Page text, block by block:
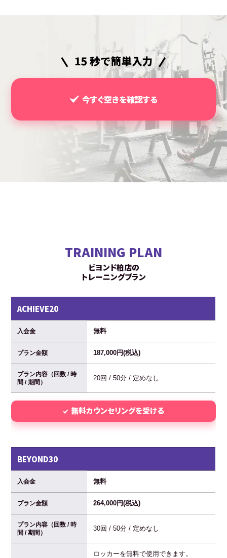
今すぐ空きを確認する
TRAINING PLAN
ビヨンド柏店の
トレーニングプラン
ACHIEVE20
入会金 無料
プラン金額 187,000円(税込)
プラン内容（回数 / 時
間 / 期間）
20回 / 50分 / 定めなし
無料カウンセリングを受ける
BEYOND30
入会金 無料
プラン金額 264,000円(税込)
プラン内容（回数 / 時
間 / 期間）
30回 / 50分 / 定めなし
ロッカーを無料で使用できます。